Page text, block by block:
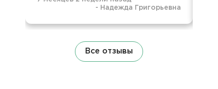
- Надежда Григорьевна
Все отзывы